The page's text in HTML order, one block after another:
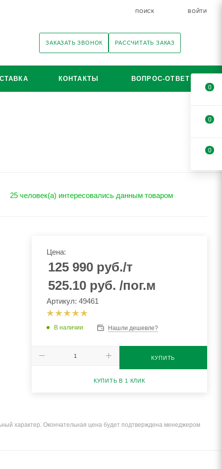
ПОИСК ВОЙТИ
ЗАКАЗАТЬ ЗВОНОК РАССЧИТАТЬ ЗАКАЗ
КОНТАКТЫ ВОПРОС-ОТВЕТ
25 человек(а) интересовались данным товаром
Цена:
125 990руб./т
525.10 руб. /пог.м
Артикул: 49461
В наличии Нашли дешевле?
КУПИТЬ
КУПИТЬ В 1 КЛИК
характер. Окончательная цена будет подтверждена менеджером
0
0
0